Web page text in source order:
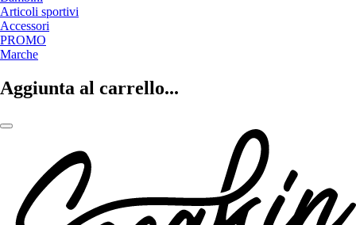
Articoli sportivi
Accessori
PROMO
Marche
Aggiunta al carrello...